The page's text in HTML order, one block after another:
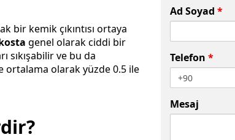
bir kemik çıkıntısı ortaya
genel olarak ciddi bir
sıkışabilir ve bu da
ortalama olarak yüzde 0.5 ile
Ad Soyad *
Telefon *
Mesaj